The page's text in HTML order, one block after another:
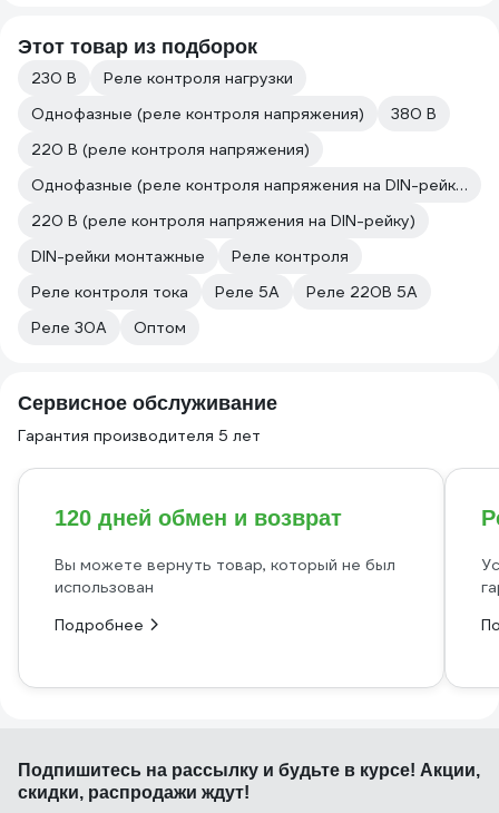
Этот товар из подборок
230 В
Реле контроля нагрузки
Однофазные (реле контроля напряжения)
380 В
220 В (реле контроля напряжения)
Однофазные (реле контроля напряжения на DIN-рейку)
220 В (реле контроля напряжения на DIN-рейку)
DIN-рейки монтажные
Реле контроля
Реле контроля тока
Реле 5А
Реле 220В 5А
Реле 30А
Оптом
Сервисное обслуживание
Гарантия производителя 5 лет
120 дней обмен и возврат
Вы можете вернуть товар, который не был
использован
Подробнее
Подпишитесь на рассылку и будьте в курсе! Акции,
скидки, распродажи ждут!